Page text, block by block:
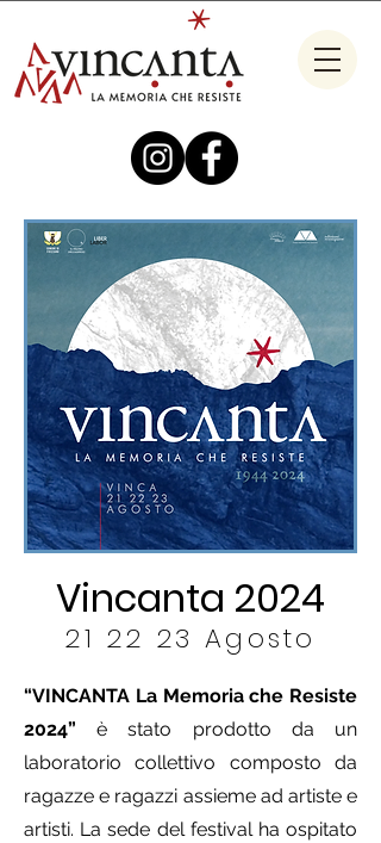
Vincanta 2024
21 22 23 Agosto
“VINCANTA La Memoria che Resiste
2024” è stato prodotto da un
laboratorio collettivo composto da
ragazze e ragazzi assieme ad artiste e
artisti. La sede del festival ha ospitato